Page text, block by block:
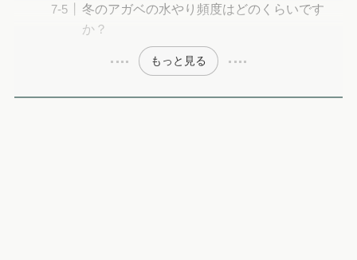
冬のアガベの水やり頻度はどのくらいです
か？
もっと見る